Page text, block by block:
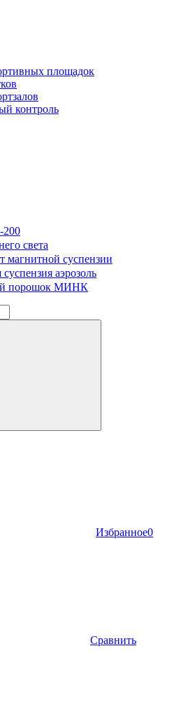
площадок
контроль
200
света
магнитной суспензии
аэрозоль
порошок МИНК
Избранное0
Сравнить